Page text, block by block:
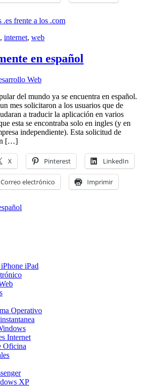
.es frente a los .com
, internet, web
en español
Web
del mundo ya se encuentra en español.
mes solicitaron a los usuarios que de
a traducir la aplicación en varios
esta se encontraba solo en ingles (y en
independiente). Esta solicitud de
[…]
X Pinterest LinkedIn
Correo electrónico Imprimir
iPad
Operativo
Internet
Oficina
XP